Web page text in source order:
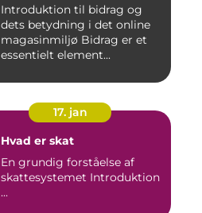
udgivelser
Introduktion til bidrag og
dets betydning i det online
magasinmiljø Bidrag er et
essentielt element...
17. jan
Hvad er skat
En grundig forståelse af
skattesystemet Introduktion
...